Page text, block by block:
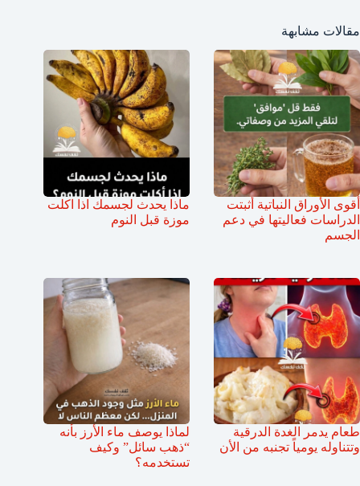
مقالات مشابهة
أقوى الأوراق النباتية أثبتت
الدراسات فعاليتها في دعم
الجسم
ماذا يحدث لجسمك اذا اكلت
موزة قبل النوم
طعام يدمر الغدة الدرقية
وتتناوله يومياً تجنبه من الأن
لماذا يوصف ماء الأرز بأنه
“ذهب سائل” وكيف
تستخدمه؟